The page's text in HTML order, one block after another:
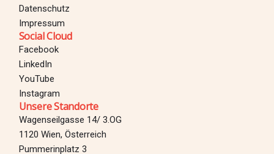
Datenschutz
Impressum
Social Cloud
Facebook
LinkedIn
YouTube
Instagram
Unsere Standorte
Wagenseilgasse 14/ 3.OG
1120 Wien, Österreich
Pummerinplatz 3